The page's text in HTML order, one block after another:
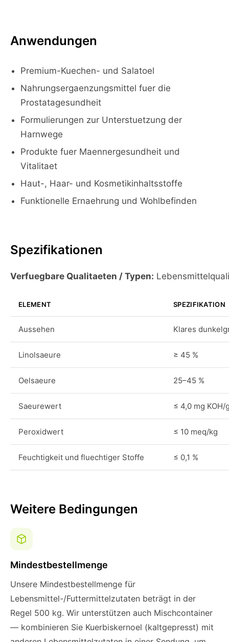
Anwendungen
Premium-Kuechen- und Salatoel
Nahrungsergaenzungsmittel fuer die
Prostatagesundheit
Formulierungen zur Unterstuetzung der
Harnwege
Produkte fuer Maennergesundheit und
Vitalitaet
Haut-, Haar- und Kosmetikinhaltsstoffe
Funktionelle Ernaehrung und Wohlbefinden
Spezifikationen
Verfuegbare Qualitaeten / Typen:
ELEMENT SPEZIFIKATION
Aussehen Klares
Linolsaeure ≥ 45 %
Oelsaeure 25–45 %
Saeurewert ≤ 4,0 mg KOH/
Peroxidwert ≤ 10 meq/kg
Feuchtigkeit und fluechtiger Stoffe ≤ 0,1 %
Weitere Bedingungen
Mindestbestellmenge
Unsere Mindestbestellmenge für
Lebensmittel-/Futtermittelzutaten beträgt in der
Regel 500 kg. Wir unterstützen auch Mischcontainer
— kombinieren Sie Kuerbiskernoel (kaltgepresst) mit